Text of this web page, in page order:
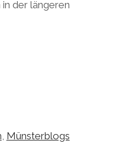
der längeren
Münsterblogs